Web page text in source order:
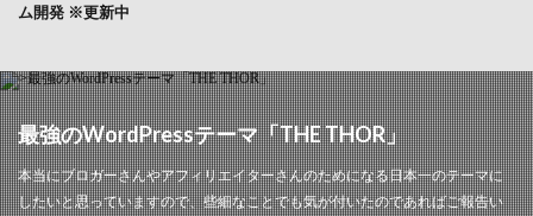
ム開発 ※更新中
最強のWordPressテーマ「THE THOR」
本当にブロガーさんやアフィリエイターさんのためになる日本一のテーマに
したいと思っていますので、些細なことでも気が付いたのであればご報告い